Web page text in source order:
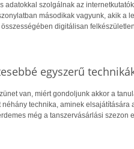
adatokkal szolgálnak az
másodikak vagyunk, akik a
digitálisan
egyszerű
van, miért gondoljunk akkor a
néhány technika, aminek
még a tanszervásárlási szezon